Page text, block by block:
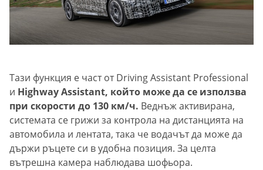
Тази функция е част от Driving Assistant Professional
и Highway Assistant, който може да се използва
при скорости до 130 км/ч. Веднъж активирана,
системата се грижи за контрола на дистанцията на
автомобила и лентата, така че водачът да може да
държи ръцете си в удобна позиция. За целта
вътрешна камера наблюдава шофьора.